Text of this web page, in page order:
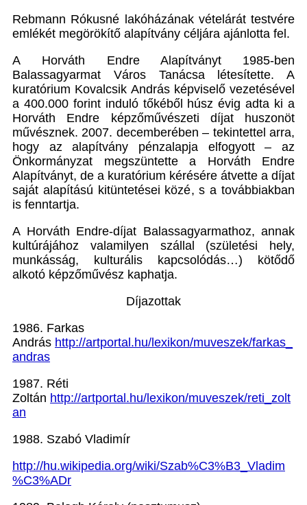
Rebmann Rókusné lakóházának vételárát testvére
emlékét megörökítő alapítvány céljára ajánlotta fel.
A
Horváth Endre Alapítványt 1985-ben
Balassagyarmat Város Tanácsa létesítette. A
kuratórium Kovalcsik András képviselő vezetésével
a 400.000 forint induló tőkéből húsz évig adta ki a
Horváth Endre képzőművészeti díjat huszonöt
művésznek. 2007. decemberében – tekintettel arra,
hogy az alapítvány pénzalapja elfogyott – az
Önkormányzat megszüntette a Horváth Endre
Alapítványt, de a kuratórium kérésére átvette a díjat
saját alapítású kitüntetései közé, s a továbbiakban
is fenntartja.
A Horváth Endre-díjat Balassagyarmathoz, annak
kultúrájához valamilyen szállal (születési hely,
munkásság, kulturális kapcsolódás…) kötődő
alkotó képzőművész kaphatja.
Díjazottak
1986. Farkas
András http://artportal.hu/lexikon/muveszek/farkas_
andras
1987. Réti
Zoltán http://artportal.hu/lexikon/muveszek/reti_zolt
an
1988. Szabó Vladimír
http://hu.wikipedia.org/wiki/Szab%C3%B3_Vladim
%C3%ADr